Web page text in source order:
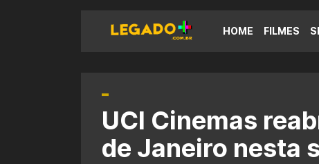
HOME FILMES
UCI Cinemas
de Janeiro nesta